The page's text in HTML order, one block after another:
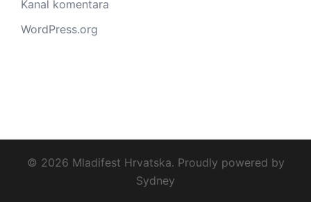
Kanal komentara
WordPress.org
© 2026 Mladifest Hrvatska. Proudly powered by
Sydney